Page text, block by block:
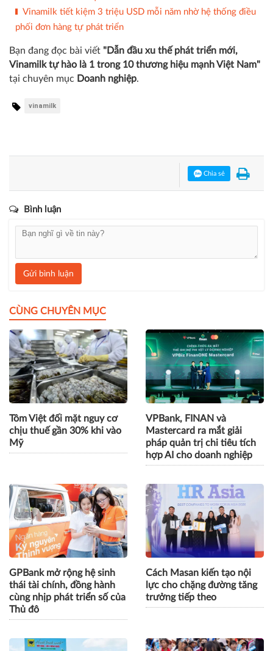
Vinamilk tiết kiệm 3 triệu USD mỗi năm nhờ hệ thống điều
phối đơn hàng tự phát triển
Bạn đang đọc bài viết "Dẫn đầu xu thế phát triển mới,
Vinamilk tự hào là 1 trong 10 thương hiệu mạnh Việt Nam"
tại chuyên mục Doanh nghiệp.
vinamilk
Chia sẻ
Bình luận
Gửi bình luận
CÙNG CHUYÊN MỤC
Tôm Việt đối mặt nguy cơ
chịu thuế gần 30% khi vào
Mỹ
VPBank, FINAN và
Mastercard ra mắt giải
pháp quản trị chi tiêu tích
hợp AI cho doanh nghiệp
GPBank mở rộng hệ sinh
thái tài chính, đồng hành
cùng nhịp phát triển số của
Thủ đô
Cách Masan kiến tạo nội
lực cho chặng đường tăng
trưởng tiếp theo